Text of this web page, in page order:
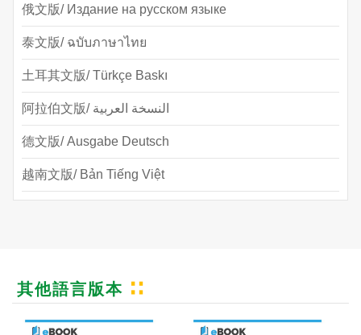
俄文版/ Издание на русском языке
泰文版/ ฉบับภาษาไทย
土耳其文版/ Türkçe Baskı
阿拉伯文版/ النسخة العربية
德文版/ Ausgabe Deutsch
越南文版/ Bản Tiếng Việt
其他語言版本